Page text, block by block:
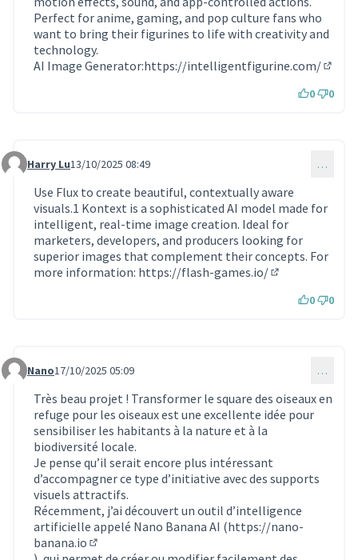
Perfect for anime, gaming, and pop culture fans who
want to bring their figurines to life with creativity and
technology.
AI Image Generator:https://intelligentfigurine.com/
0 0
Commentaire 1924
Harry Lu13/10/2025 08:49 …
Use Flux to create beautiful, contextually aware
visuals.1 Kontext is a sophisticated AI model made for
intelligent, real-time image creation. Ideal for
marketers, developers, and producers looking for
superior images that complement their concepts. For
more information: https://flash-games.io/
0 0
Commentaire 1929
Nano17/10/2025 05:09 …
Très beau projet ! Transformer le square des oiseaux en
refuge pour les oiseaux est une excellente idée pour
sensibiliser les habitants à la nature et à la
biodiversité locale.
Je pense qu’il serait encore plus intéressant
d’accompagner ce type d’initiative avec des supports
visuels attractifs.
Récemment, j’ai découvert un outil d’intelligence
artificielle appelé Nano Banana AI (https://nano-
banana.io
(Lien externe)